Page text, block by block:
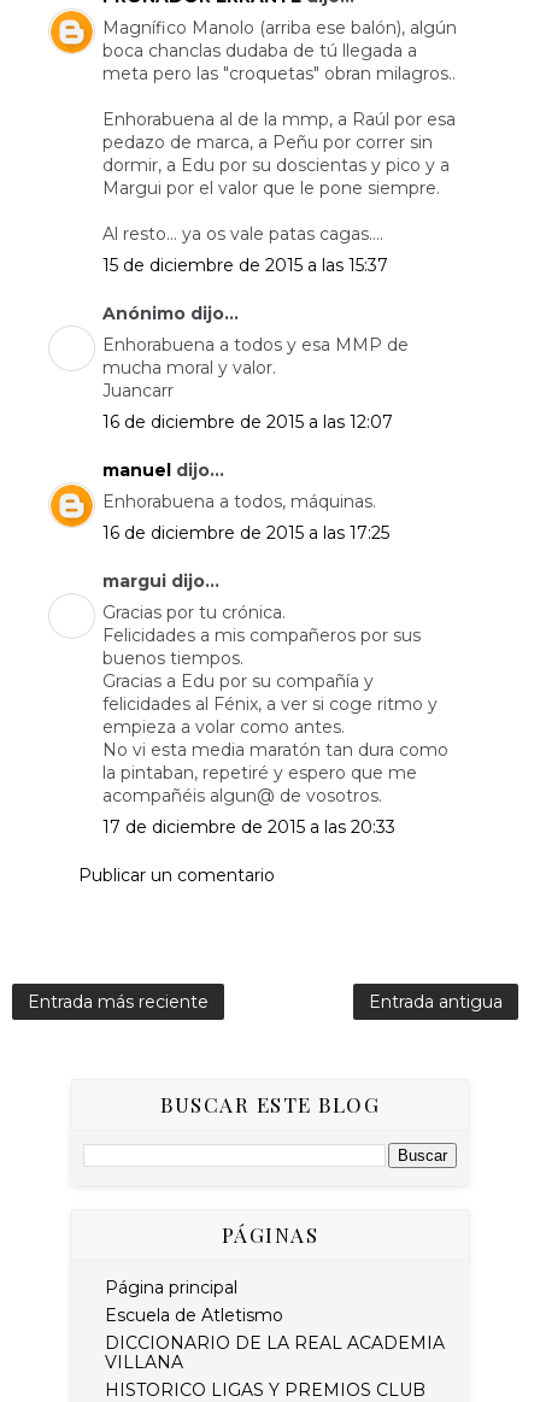
Magnífico Manolo (arriba ese balón), algún
boca chanclas dudaba de tú llegada a
meta pero las "croquetas" obran milagros..
Enhorabuena al de la mmp, a Raúl por esa
pedazo de marca, a Peñu por correr sin
dormir, a Edu por su doscientas y pico y a
Margui por el valor que le pone siempre.
Al resto... ya os vale patas cagas....
15 de diciembre de 2015 a las 15:37
Anónimo dijo...
Enhorabuena a todos y esa MMP de
mucha moral y valor.
Juancarr
16 de diciembre de 2015 a las 12:07
manuel dijo...
Enhorabuena a todos, máquinas.
16 de diciembre de 2015 a las 17:25
margui dijo...
Gracias por tu crónica.
Felicidades a mis compañeros por sus
buenos tiempos.
Gracias a Edu por su compañía y
felicidades al Fénix, a ver si coge ritmo y
empieza a volar como antes.
No vi esta media maratón tan dura como
la pintaban, repetiré y espero que me
acompañéis algun@ de vosotros.
17 de diciembre de 2015 a las 20:33
Publicar un comentario
Entrada más reciente Entrada antigua
BUSCAR ESTE BLOG
PÁGINAS
Página principal
Escuela de Atletismo
DICCIONARIO DE LA REAL ACADEMIA
VILLANA
HISTORICO LIGAS Y PREMIOS CLUB